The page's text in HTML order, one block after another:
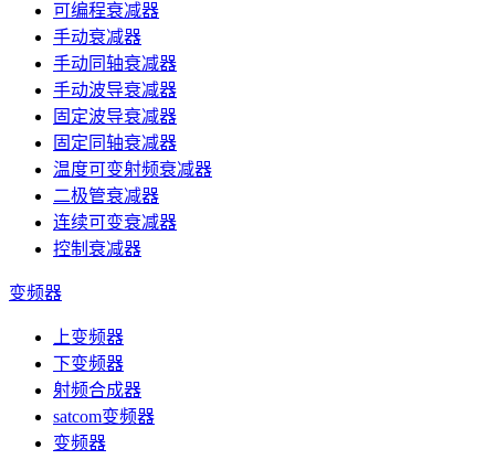
可编程衰减器
手动衰减器
手动同轴衰减器
手动波导衰减器
固定波导衰减器
固定同轴衰减器
温度可变射频衰减器
二极管衰减器
连续可变衰减器
控制衰减器
变频器
上变频器
下变频器
射频合成器
satcom变频器
变频器